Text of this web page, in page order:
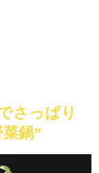
さっぱり
鍋”